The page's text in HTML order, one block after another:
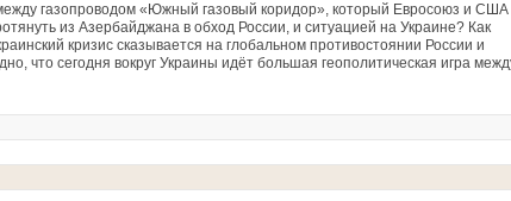
газопроводом «Южный газовый коридор», который Евросоюз и США
из Азербайджана в обход России, и ситуацией на Украине? Как
кризис сказывается на глобальном противостоянии России и
что сегодня вокруг Украины идёт большая геополитическая игра